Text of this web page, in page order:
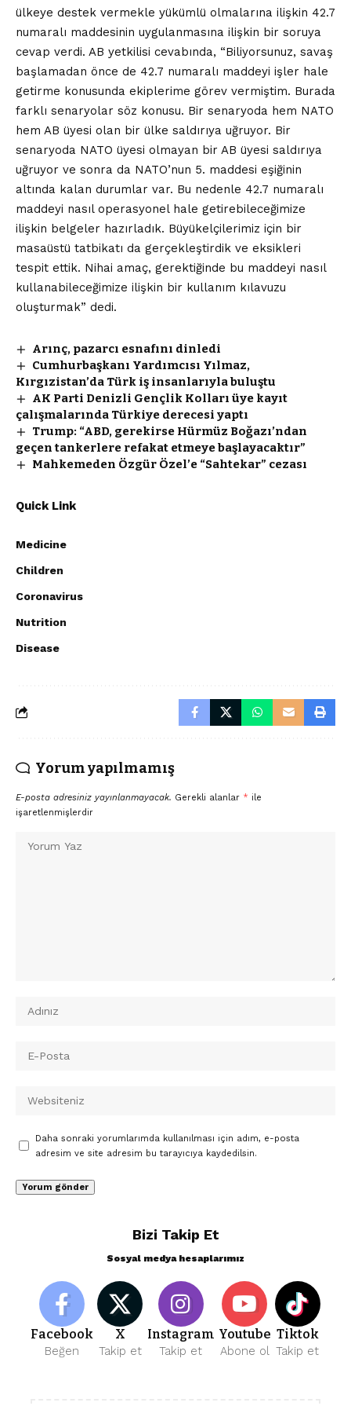
ülkeye destek vermekle yükümlü olmalarına ilişkin 42.7
numaralı maddesinin uygulanmasına ilişkin bir soruya
cevap verdi. AB yetkilisi cevabında, “Biliyorsunuz, savaş
başlamadan önce de 42.7 numaralı maddeyi işler hale
getirme konusunda ekiplerime görev vermiştim. Burada
farklı senaryolar söz konusu. Bir senaryoda hem NATO
hem AB üyesi olan bir ülke saldırıya uğruyor. Bir
senaryoda NATO üyesi olmayan bir AB üyesi saldırıya
uğruyor ve sonra da NATO’nun 5. maddesi eşiğinin
altında kalan durumlar var. Bu nedenle 42.7 numaralı
maddeyi nasıl operasyonel hale getirebileceğimize
ilişkin belgeler hazırladık. Büyükelçilerimiz için bir
masaüstü tatbikatı da gerçekleştirdik ve eksikleri
tespit ettik. Nihai amaç, gerektiğinde bu maddeyi nasıl
kullanabileceğimize ilişkin bir kullanım kılavuzu
oluşturmak” dedi.
Arınç, pazarcı esnafını dinledi
Cumhurbaşkanı Yardımcısı Yılmaz,
Kırgızistan’da Türk iş insanlarıyla buluştu
AK Parti Denizli Gençlik Kolları üye kayıt
çalışmalarında Türkiye derecesi yaptı
Trump: “ABD, gerekirse Hürmüz Boğazı’ndan
geçen tankerlere refakat etmeye başlayacaktır”
Mahkemeden Özgür Özel’e “Sahtekar” cezası
Quick Link
Medicine
Children
Coronavirus
Nutrition
Disease
Yorum yapılmamış
E-posta adresiniz yayınlanmayacak. Gerekli alanlar * ile
işaretlenmişlerdir
Daha sonraki yorumlarımda kullanılması için adım, e-posta
adresim ve site adresim bu tarayıcıya kaydedilsin.
Bizi Takip Et
Sosyal medya hesaplarımız
Facebook
Beğen
X
Takip et
Instagram
Takip et
Youtube
Abone ol
Tiktok
Takip et